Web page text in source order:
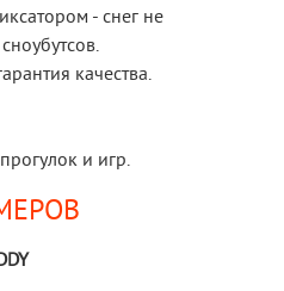
- снег не
качества.
и игр.